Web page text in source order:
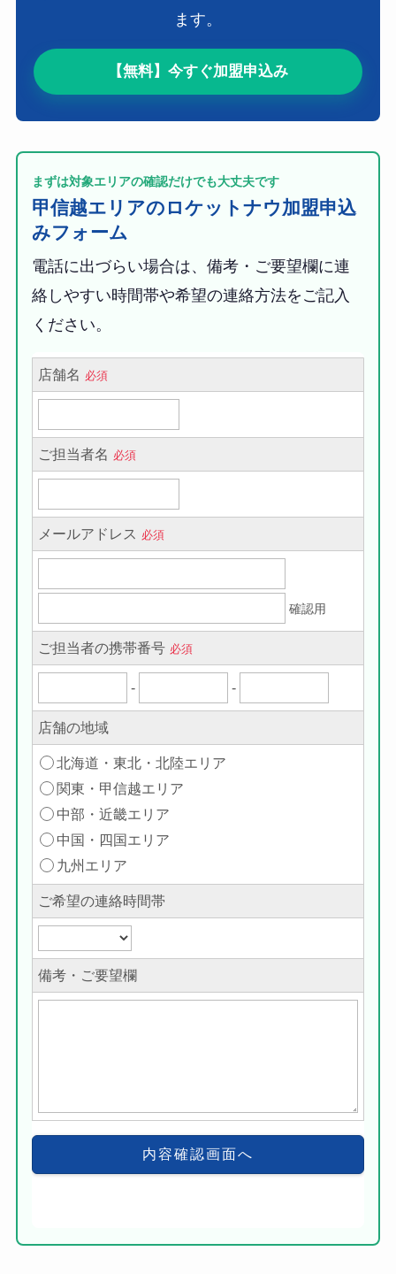
ます。
【無料】今すぐ加盟申込み
まずは対象エリアの確認だけでも大丈夫です
甲信越エリアのロケットナウ加盟申込
みフォーム
電話に出づらい場合は、備考・ご要望欄に連
絡しやすい時間帯や希望の連絡方法をご記入
ください。